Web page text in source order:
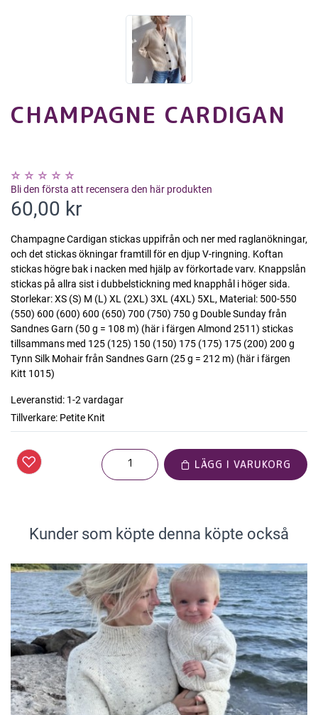
CHAMPAGNE CARDIGAN
Bli den första att recensera den här produkten
60,00 kr
Champagne Cardigan stickas uppifrån och ner med raglanökningar,
och det stickas ökningar framtill för en djup V-ringning. Koftan
stickas högre bak i nacken med hjälp av förkortade varv. Knappslån
stickas på allra sist i dubbelstickning med knapphål i höger sida.
Storlekar: XS (S) M (L) XL (2XL) 3XL (4XL) 5XL, Material: 500-550
(550) 600 (600) 600 (650) 700 (750) 750 g Double Sunday från
Sandnes Garn (50 g = 108 m) (här i färgen Almond 2511) stickas
tillsammans med 125 (125) 150 (150) 175 (175) 175 (200) 200 g
Tynn Silk Mohair från Sandnes Garn (25 g = 212 m) (här i färgen
Kitt 1015)
Leveranstid: 1-2 vardagar
Tillverkare: Petite Knit
LÄGG I VARUKORG
Kunder som köpte denna köpte också